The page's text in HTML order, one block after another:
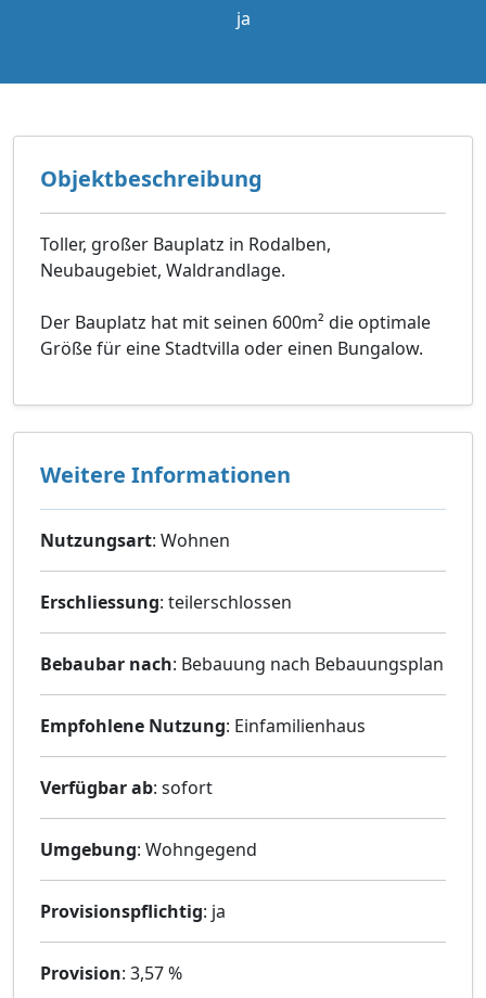
ja
Objektbeschreibung
Toller, großer Bauplatz in Rodalben,
Neubaugebiet, Waldrandlage.
Der Bauplatz hat mit seinen 600m² die optimale
Größe für eine Stadtvilla oder einen Bungalow.
Weitere Informationen
Nutzungsart: Wohnen
Erschliessung: teilerschlossen
Bebaubar nach: Bebauung nach Bebauungsplan
Empfohlene Nutzung: Einfamilienhaus
Verfügbar ab: sofort
Umgebung: Wohngegend
Provisionspflichtig: ja
Provision: 3,57 %